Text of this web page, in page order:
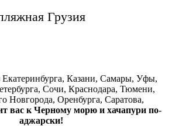
Грузия
Екатеринбурга, Казани, Самары, Уфы,
Сочи, Краснодара, Тюмени,
Новгорода, Оренбурга, Саратова,
вас к Черному морю и хачапури по-
аджарски!